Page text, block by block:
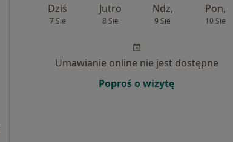
Dziś
7 Sie
Jutro
8 Sie
Ndz,
9 Sie
Pon,
10 Sie
Umawianie online nie jest dostępne
Poproś o wizytę